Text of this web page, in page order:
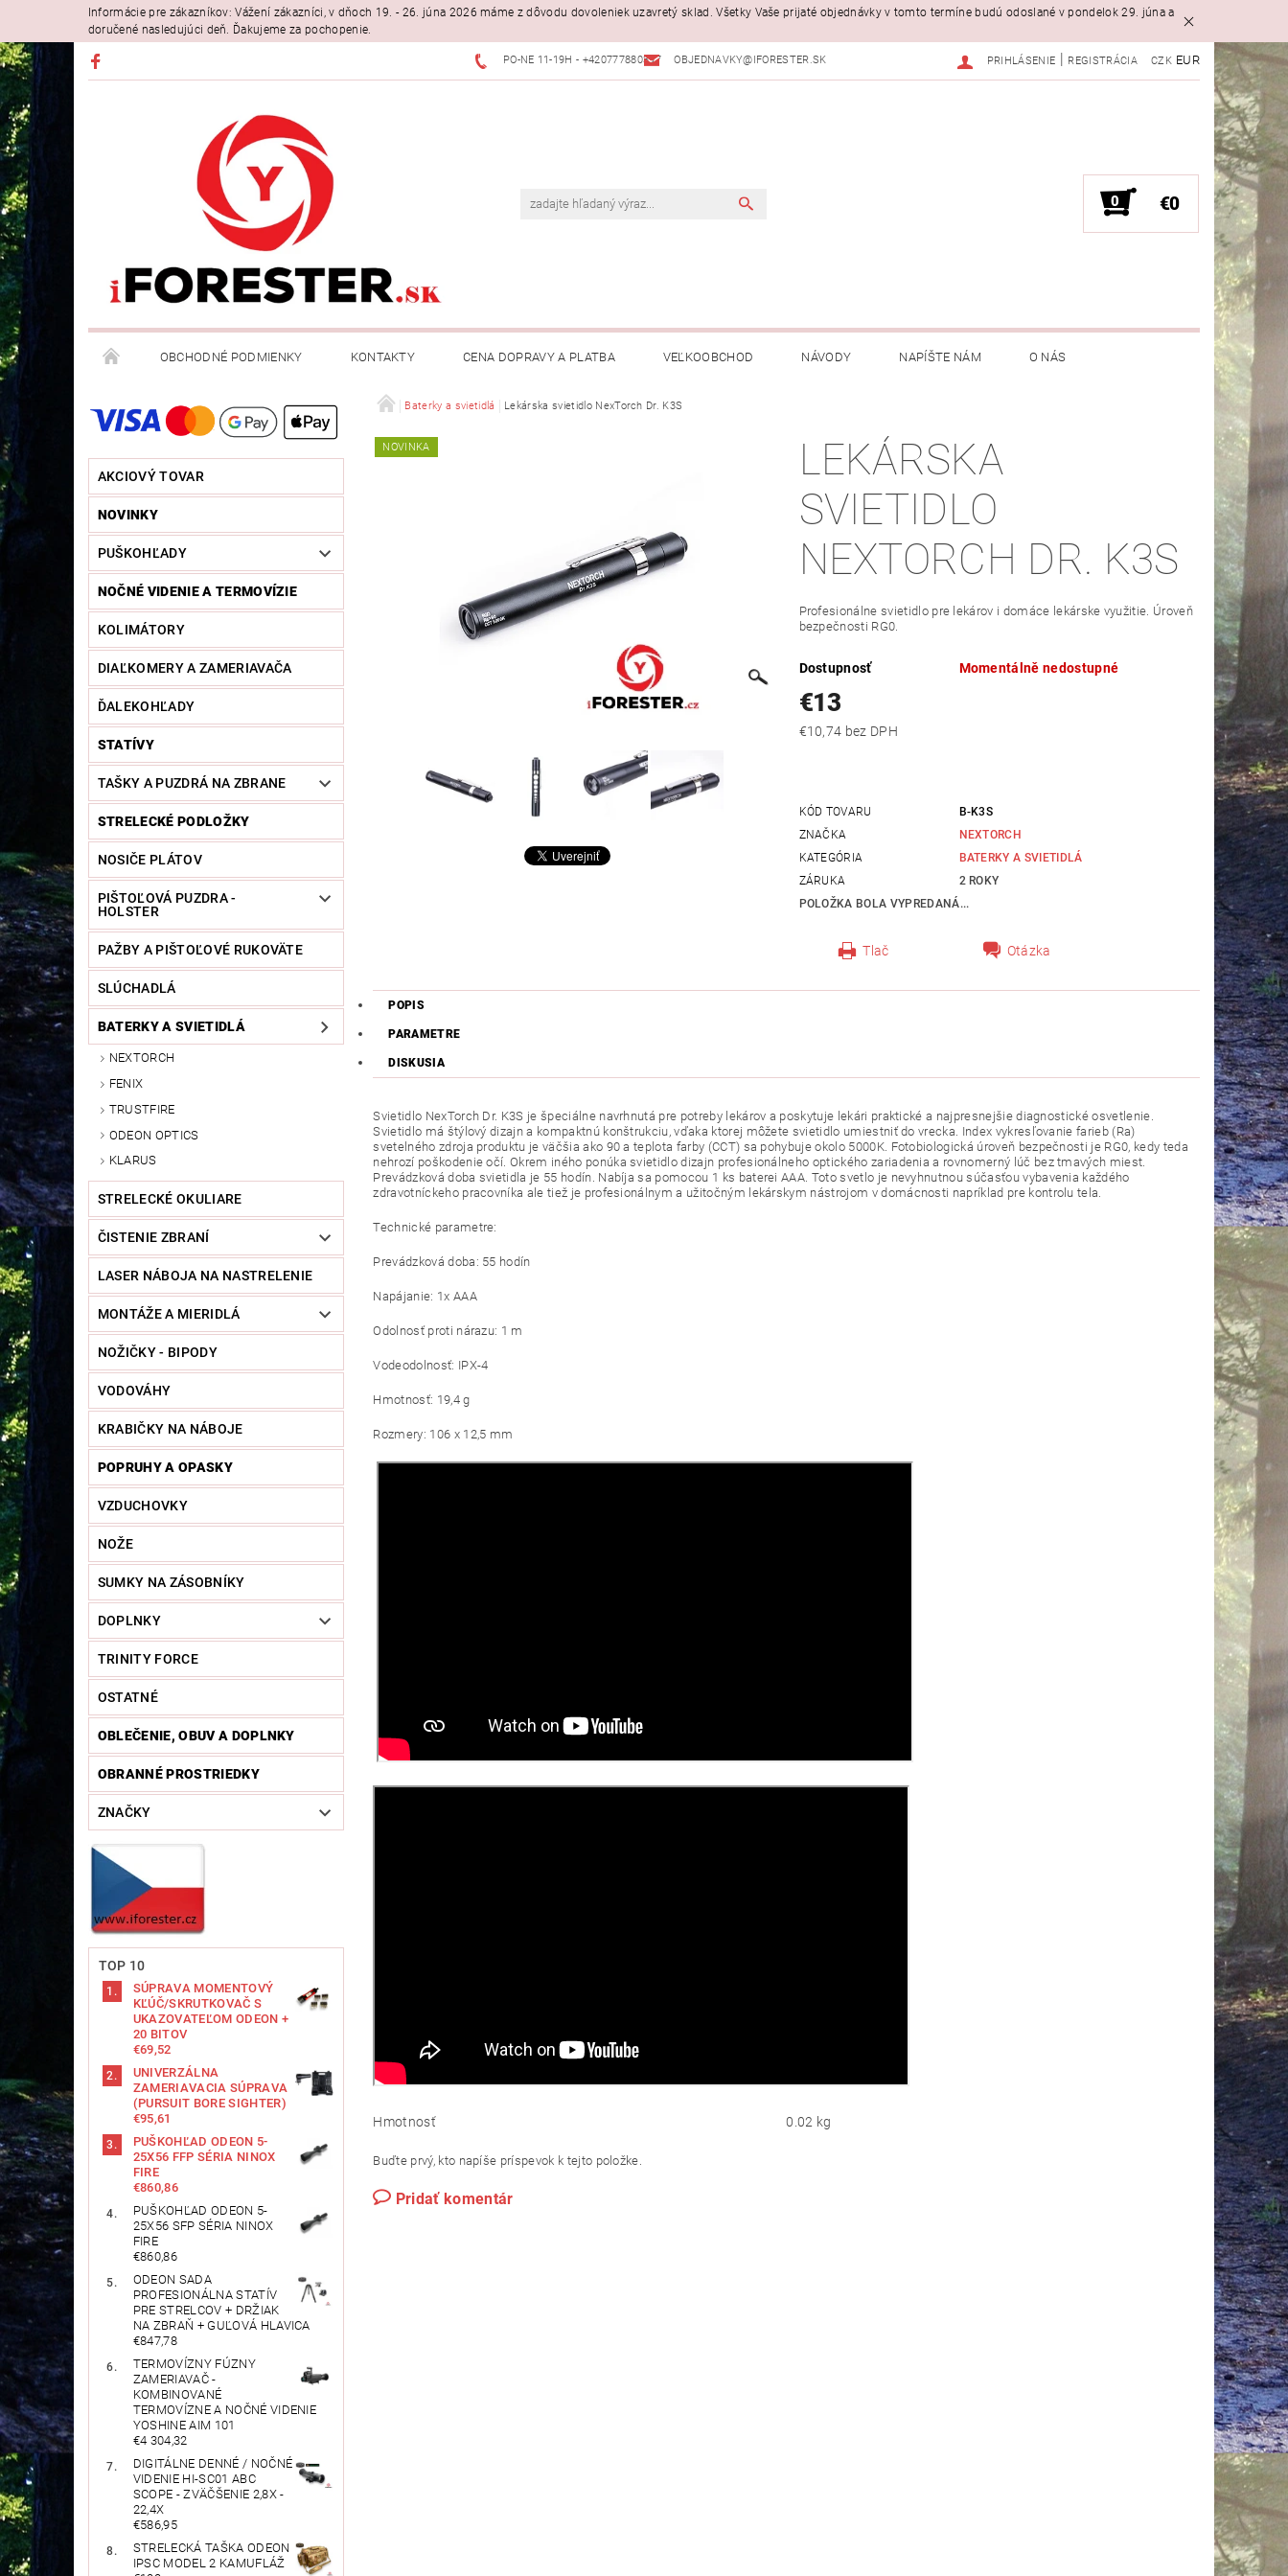
Informácie pre zákazníkov: Vážení zákazníci, v dňoch 19. - 26. júna 2026 máme z dôvodu dovoleniek uzavretý sklad. Všetky Vaše prijaté objednávky v tomto termíne budú odoslané v pondelok 29. júna a
doručené nasledujúci deň. Ďakujeme za pochopenie.
PO-NE 11-19H - +420777880397 OBJEDNAVKY@IFORESTER.SK CZK EUR
PRIHLÁSENIE REGISTRÁCIA
0 €0
OBCHODNÉ PODMIENKY KONTAKTY CENA DOPRAVY A PLATBA VEĽKOOBCHOD NÁVODY NAPÍŠTE NÁM O NÁS
AKCIOVÝ TOVAR
NOVINKY
PUŠKOHĽADY
NOČNÉ VIDENIE A TERMOVÍZIE
KOLIMÁTORY
DIAĽKOMERY A ZAMERIAVAČA
ĎALEKOHĽADY
STATÍVY
TAŠKY A PUZDRÁ NA ZBRANE
STRELECKÉ PODLOŽKY
NOSIČE PLÁTOV
PIŠTOĽOVÁ PUZDRA -
HOLSTER
PAŽBY A PIŠTOĽOVÉ RUKOVÄTE
SLÚCHADLÁ
BATERKY A SVIETIDLÁ
NEXTORCH
FENIX
TRUSTFIRE
ODEON OPTICS
KLARUS
STRELECKÉ OKULIARE
ČISTENIE ZBRANÍ
LASER NÁBOJA NA NASTRELENIE
MONTÁŽE A MIERIDLÁ
NOŽIČKY - BIPODY
VODOVÁHY
KRABIČKY NA NÁBOJE
POPRUHY A OPASKY
VZDUCHOVKY
NOŽE
SUMKY NA ZÁSOBNÍKY
DOPLNKY
TRINITY FORCE
OSTATNÉ
OBLEČENIE, OBUV A DOPLNKY
OBRANNÉ PROSTRIEDKY
ZNAČKY
TOP 10
SÚPRAVA MOMENTOVÝ
KĽÚČ/SKRUTKOVAČ S
UKAZOVATEĽOM ODEON +
20 BITOV
€69,52
UNIVERZÁLNA
ZAMERIAVACIA SÚPRAVA
(PURSUIT BORE SIGHTER)
€95,61
PUŠKOHĽAD ODEON 5-
25X56 FFP SÉRIA NINOX
FIRE
€860,86
PUŠKOHĽAD ODEON 5-
25X56 SFP SÉRIA NINOX
FIRE
€860,86
ODEON SADA
PROFESIONÁLNA STATÍV
PRE STRELCOV + DRŽIAK
NA ZBRAŇ + GUĽOVÁ HLAVICA
€847,78
TERMOVÍZNY FÚZNY
ZAMERIAVAČ -
KOMBINOVANÉ
TERMOVÍZNE A NOČNÉ VIDENIE
YOSHINE AIM 101
€4 304,32
DIGITÁLNE DENNÉ / NOČNÉ
VIDENIE HI-SC01 ABC
SCOPE - ZVÄČŠENIE 2,8X -
22,4X
€586,95
STRELECKÁ TAŠKA ODEON
IPSC MODEL 2 KAMUFLÁŽ
Baterky a svietidlá Lekárska svietidlo NexTorch Dr. K3S
NOVINKA
LEKÁRSKA
SVIETIDLO
NEXTORCH DR. K3S
Profesionálne svietidlo pre lekárov i domáce lekárske využitie. Úroveň
bezpečnosti RG0.
Dostupnosť Momentálně nedostupné
€13
€10,74 bez DPH
KÓD TOVARU
B-K3S
ZNAČKA
NEXTORCH
KATEGÓRIA
BATERKY A SVIETIDLÁ
ZÁRUKA
2 ROKY
POLOŽKA BOLA VYPREDANÁ...
Tlač Otázka
POPIS
PARAMETRE
DISKUSIA
Svietidlo NexTorch Dr. K3S je špeciálne navrhnutá pre potreby lekárov a poskytuje lekári praktické a najpresnejšie diagnostické osvetlenie.
Svietidlo má štýlový dizajn a kompaktnú konštrukciu, vďaka ktorej môžete svietidlo umiestniť do vrecka. Index vykresľovanie farieb (Ra)
svetelného zdroja produktu je väčšia ako 90 a teplota farby (CCT) sa pohybuje okolo 5000K. Fotobiologická úroveň bezpečnosti je RG0, kedy teda
nehrozí poškodenie očí. Okrem iného ponúka svietidlo dizajn profesionálneho optického zariadenia a rovnomerný lúč bez tmavých miest.
Prevádzková doba svietidla je 55 hodín. Nabíja sa pomocou 1 ks baterei AAA. Toto svetlo je nevyhnutnou súčasťou vybavenia každého
zdravotníckeho pracovníka ale tiež je profesionálnym a užitočným lekárskym nástrojom v domácnosti napríklad pre kontrolu tela.
Technické parametre:
Prevádzková doba: 55 hodín
Napájanie: 1x AAA
Odolnosť proti nárazu: 1 m
Vodeodolnosť: IPX-4
Hmotnosť: 19,4 g
Rozmery: 106 x 12,5 mm
Hmotnosť 0.02 kg
Buďte prvý, kto napíše príspevok k tejto položke.
Pridať komentár